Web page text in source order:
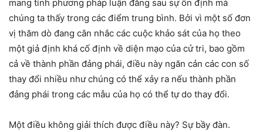
mang tính phương pháp luận đằng sau sự ổn định mà
chúng ta thấy trong các điểm trung bình. Bởi vì một số đơn
vị thăm dò đang cân nhắc các cuộc khảo sát của họ theo
một giả định khá cố định về diện mạo của cử tri, bao gồm
cả về thành phần đảng phái, điều này ngăn cản các con số
thay đổi nhiều như chúng có thể xảy ra nếu thành phần
đảng phái trong các mẫu của họ có thể tự do thay đổi.
Một điều không giải thích được điều này? Sự bầy đàn.